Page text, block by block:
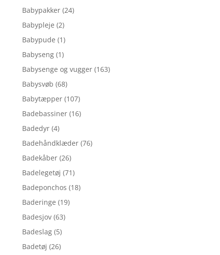
Babypakker (24)
Babypleje (2)
Babypude (1)
Babyseng (1)
Babysenge og vugger (163)
Babysvøb (68)
Babytæpper (107)
Badebassiner (16)
Badedyr (4)
Badehåndklæder (76)
Badekåber (26)
Badelegetøj (71)
Badeponchos (18)
Baderinge (19)
Badesjov (63)
Badeslag (5)
Badetøj (26)